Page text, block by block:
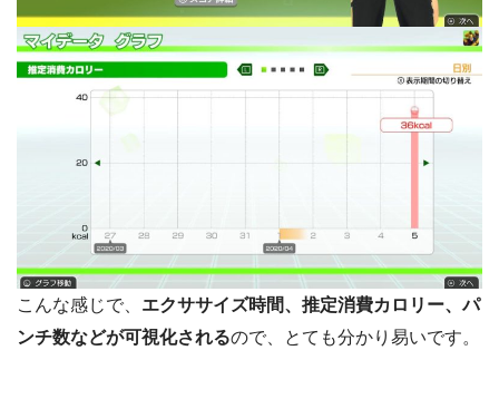
こんな感じで、 エクササイズ時間、推定消費カロリー、パ
ンチ数などが可視化されるので、とても分かり易いです。